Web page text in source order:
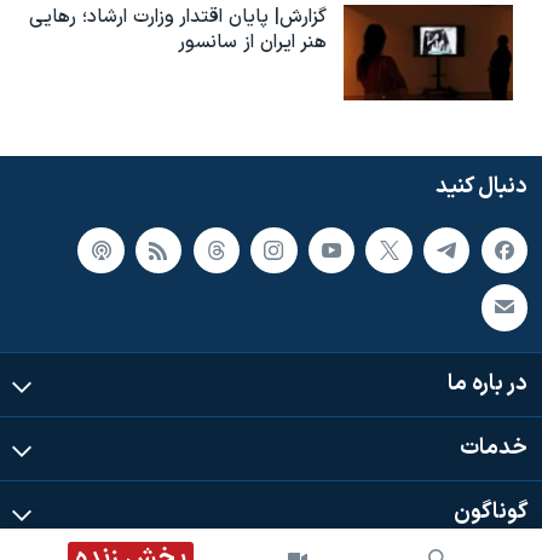
گزارش| پایان اقتدار وزارت ارشاد؛ رهایی
هنر ایران از سانسور
دنبال کنید
در باره ما
خدمات
گوناگون